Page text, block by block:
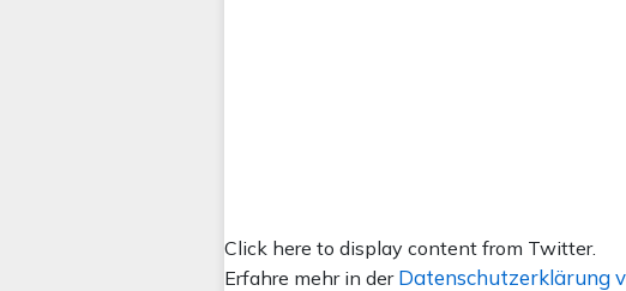
Inhalt
von
Click here to display content from Twitter.
Erfahre mehr in der Datenschutzerklärung